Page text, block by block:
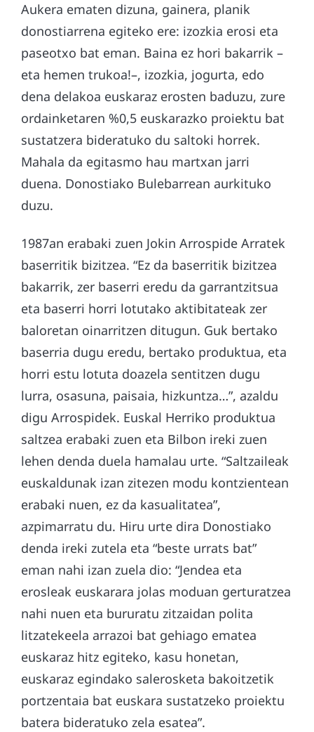
Aukera ematen dizuna, gainera, planik
donostiarrena egiteko ere: izozkia erosi eta
paseotxo bat eman. Baina ez hori bakarrik –
eta hemen trukoa!–, izozkia, jogurta, edo
dena delakoa euskaraz erosten baduzu, zure
ordainketaren %0,5 euskarazko proiektu bat
sustatzera bideratuko du saltoki horrek.
Mahala da egitasmo hau martxan jarri
duena. Donostiako Bulebarrean aurkituko
duzu.
1987an erabaki zuen Jokin Arrospide Arratek
baserritik bizitzea. “Ez da baserritik bizitzea
bakarrik, zer baserri eredu da garrantzitsua
eta baserri horri lotutako aktibitateak zer
baloretan oinarritzen ditugun. Guk bertako
baserria dugu eredu, bertako produktua, eta
horri estu lotuta doazela sentitzen dugu
lurra, osasuna, paisaia, hizkuntza…”, azaldu
digu Arrospidek. Euskal Herriko produktua
saltzea erabaki zuen eta Bilbon ireki zuen
lehen denda duela hamalau urte. “Saltzaileak
euskaldunak izan zitezen modu kontzientean
erabaki nuen, ez da kasualitatea”,
azpimarratu du. Hiru urte dira Donostiako
denda ireki zutela eta “beste urrats bat”
eman nahi izan zuela dio: “Jendea eta
erosleak euskarara jolas moduan gerturatzea
nahi nuen eta bururatu zitzaidan polita
litzatekeela arrazoi bat gehiago ematea
euskaraz hitz egiteko, kasu honetan,
euskaraz egindako salerosketa bakoitzetik
portzentaia bat euskara sustatzeko proiektu
batera bideratuko zela esatea”.